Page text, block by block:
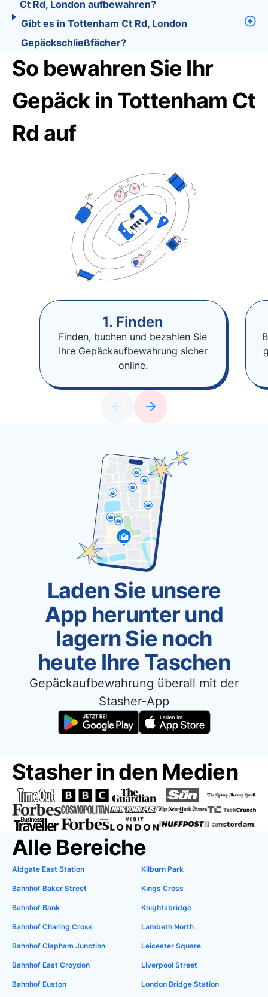
Ct Rd, London aufbewahren?
Gibt es in Tottenham Ct Rd, London
Gepäckschließfächer?
So bewahren Sie Ihr
Gepäck in Tottenham Ct
Rd auf
1. Finden
Finden, buchen und bezahlen Sie
Ihre Gepäckaufbewahrung sicher
online.
Laden Sie unsere
App herunter und
lagern Sie noch
heute Ihre Taschen
Gepäckaufbewahrung überall mit der
Stasher-App
Stasher in den Medien
Alle Bereiche
Aldgate East Station
Bahnhof Baker Street
Bahnhof Bank
Bahnhof Charing Cross
Bahnhof Clapham Junction
Bahnhof East Croydon
Bahnhof Euston
Kilburn Park
Kings Cross
Knightsbridge
Lambeth North
Leicester Square
Liverpool Street
London Bridge Station